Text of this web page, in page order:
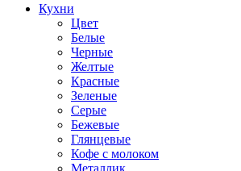
Кухни
Цвет
Белые
Черные
Желтые
Красные
Зеленые
Серые
Бежевые
Глянцевые
Кофе с молоком
Металлик